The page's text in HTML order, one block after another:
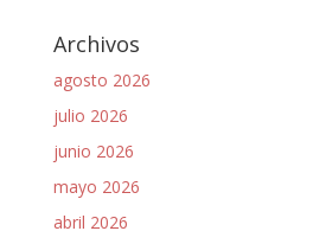
Archivos
agosto 2026
julio 2026
junio 2026
mayo 2026
abril 2026